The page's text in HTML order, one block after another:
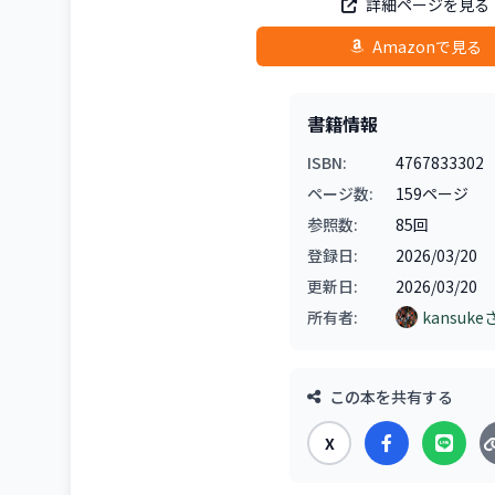
詳細ページを見る
Amazonで見る
書籍情報
ISBN:
4767833302
ページ数:
159ページ
参照数:
85回
登録日:
2026/03/20
更新日:
2026/03/20
所有者:
kansuke
この本を共有する
X